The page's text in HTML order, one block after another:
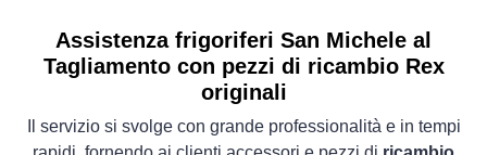
Assistenza frigoriferi San Michele al
Tagliamento con pezzi di ricambio Rex
originali
Il servizio si svolge con grande professionalità e in tempi